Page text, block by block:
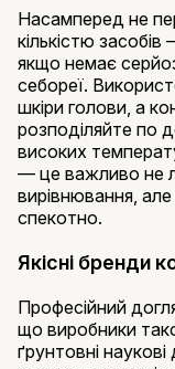
Насамперед не
кількістю
якщо немає
себореї.
шкіри голови, а
розподіляйте по
високих
— це важливо не
вирівнювання, але
спекотно.
Якісні бренди
Професійний
що виробники
ґрунтовні